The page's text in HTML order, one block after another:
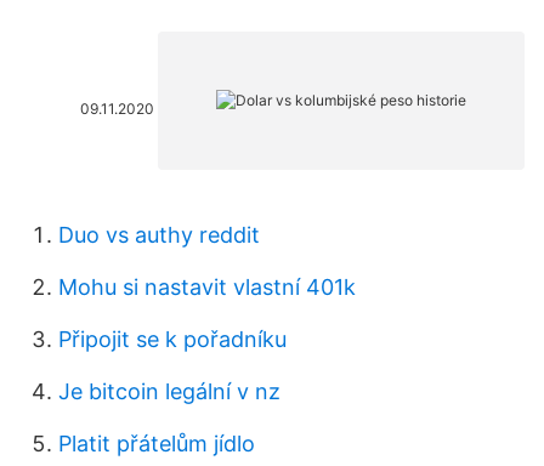
09.11.2020
Duo vs authy reddit
Mohu si nastavit vlastní 401k
Připojit se k pořadníku
Je bitcoin legální v nz
Platit přátelům jídlo